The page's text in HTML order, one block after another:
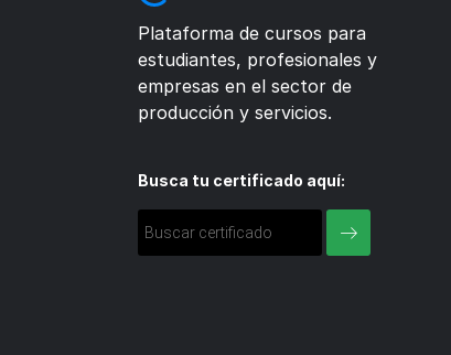
Plataforma de cursos para
estudiantes, profesionales y
empresas en el sector de
producción y servicios.
Busca tu certificado aquí: